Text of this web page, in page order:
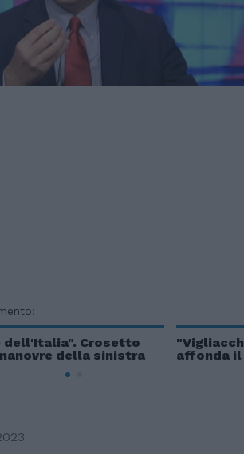
dell'Italia". Crosetto
della sinistra
affonda